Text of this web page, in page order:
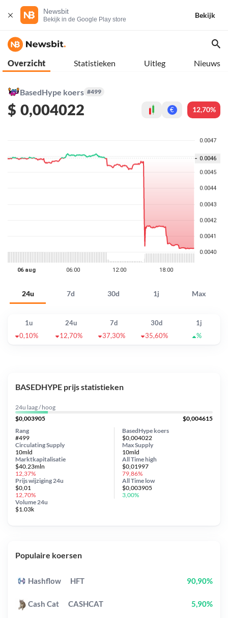
Newsbit
Bekijk in de Google Play store
Bekijk
Overzicht Statistieken Uitleg Nieuws
BasedHype koers #499
$ 0,004022 € 12,70%
24u 7d 30d 1j Max
1u 24u 7d 30d
1j
0,10%
12,70% 37,30% 35,60% %
BASEDHYPE prijs statistieken
24u laag / hoog
$0,003905
$0,004615
BasedHype koers
$0,004022
Circulating Supply
10mld
Prijs wijziging 24u
$0,01
12,70%
Max Supply
10mld
Marktkapitalisatie
$40.23mln
12,37%
Volume 24u
$1.03k
Rang
#499
All Timehigh
$0,01997
79,86%
All Time low
$0,003905
3,00%
Populaire koersen
Hashflow HFT 90,90%
Cash Cat CASHCAT 5,90%